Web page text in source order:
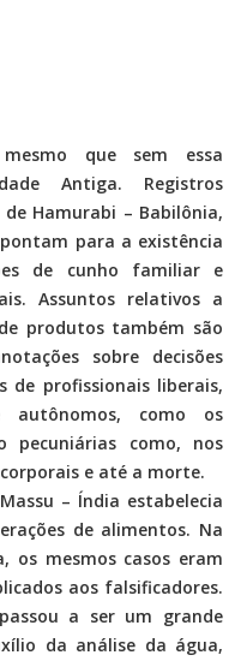
que sem essa
Antiga. Registros
Hamurabi – Babilônia,
para a existência
de cunho familiar e
Assuntos relativos a
produtos também são
sobre decisões
de profissionais liberais,
autônomos, como os
pecuniárias como, nos
e até a morte.
– Índia estabelecia
de alimentos. Na
os mesmos casos eram
aos falsificadores.
a ser um grande
da análise da água,